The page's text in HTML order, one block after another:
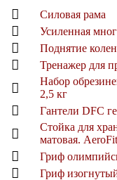
Силовая рама
Усиленная
Поднятие
Тренажер для
Набор
2,5 кг
Гантели DFC
Стойка для
матовая. AeroFit
Гриф
Гриф